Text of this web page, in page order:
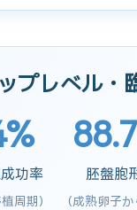
プレベル・
功率
周期)
胚盤胞
(成熟卵子